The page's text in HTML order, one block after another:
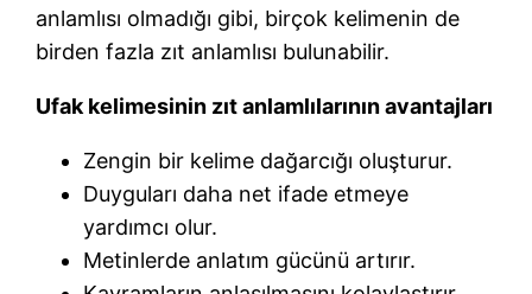
anlamlısı olmadığı gibi, birçok kelimenin de
birden fazla zıt anlamlısı bulunabilir.
Ufak kelimesinin zıt anlamlılarının avantajları
Zengin bir kelime dağarcığı oluşturur.
Duyguları daha net ifade etmeye
yardımcı olur.
Metinlerde anlatım gücünü artırır.